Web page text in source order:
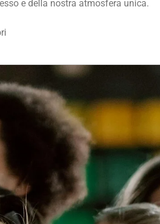
e della nostra atmosfera unica.